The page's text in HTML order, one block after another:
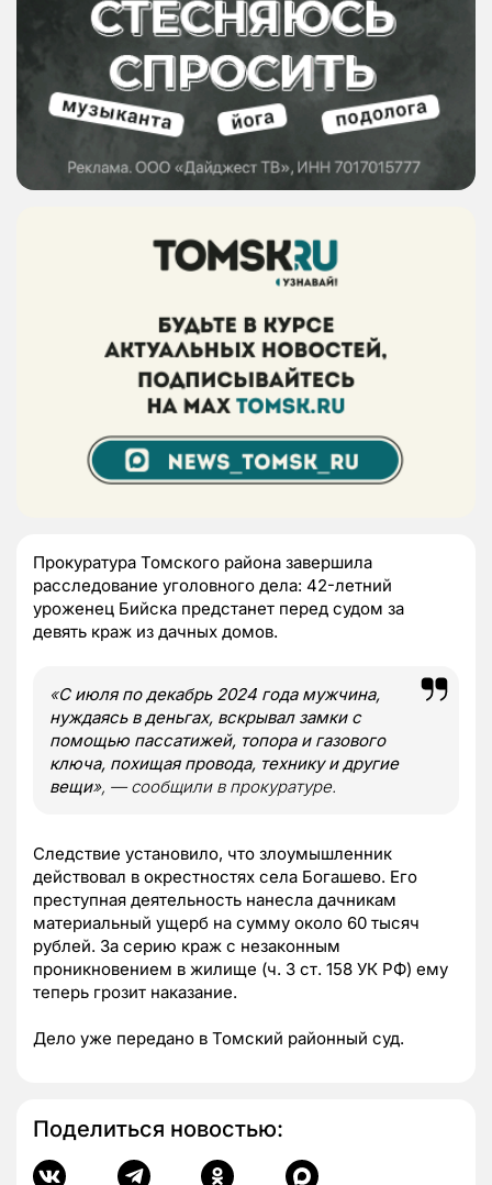
Прокуратура Томского района завершила
расследование уголовного дела: 42-летний
уроженец Бийска предстанет перед судом за
девять краж из дачных домов.
«С июля по декабрь 2024 года мужчина,
нуждаясь в деньгах, вскрывал замки с
помощью пассатижей, топора и газового
ключа, похищая провода, технику и другие
вещи», — сообщили в прокуратуре.
Следствие установило, что злоумышленник
действовал в окрестностях села Богашево. Его
преступная деятельность нанесла дачникам
материальный ущерб на сумму около 60 тысяч
рублей. За серию краж с незаконным
проникновением в жилище (ч. 3 ст. 158 УК РФ) ему
теперь грозит наказание.
Дело уже передано в Томский районный суд.
Поделиться новостью: